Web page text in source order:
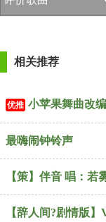
相关推荐
优推 小苹果舞曲改编
最嗨闹钟铃声
【策】伴音 唱：若
【辞人间?剧情版】